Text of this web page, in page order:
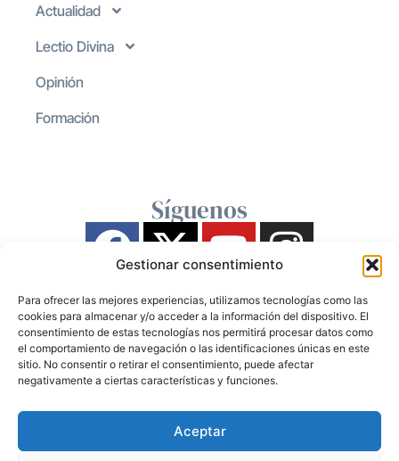
Gestionar consentimiento
Para ofrecer las mejores experiencias, utilizamos tecnologías como las
cookies para almacenar y/o acceder a la información del dispositivo. El
consentimiento de estas tecnologías nos permitirá procesar datos como
el comportamiento de navegación o las identificaciones únicas en este
sitio. No consentir o retirar el consentimiento, puede afectar
negativamente a ciertas características y funciones.
Aceptar
Actualidad
Lectio Divina
Opinión
Formación
Síguenos